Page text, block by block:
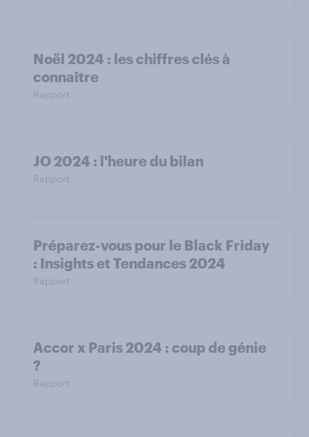
Noël 2024 : les chiffres clés à
connaître
Rapport
JO 2024 : l'heure du bilan
Rapport
Préparez-vous pour le Black Friday
: Insights et Tendances 2024
Rapport
Accor x Paris 2024 : coup de génie
?
Rapport